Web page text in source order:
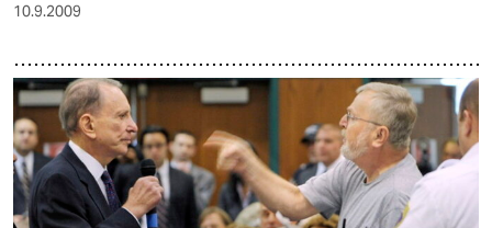
10.9.2009